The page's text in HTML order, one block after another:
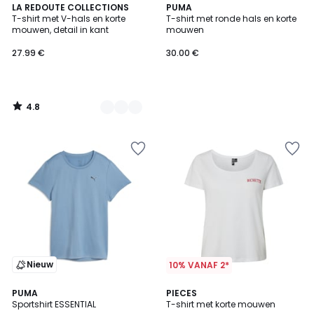
LA REDOUTE COLLECTIONS
T-shirt met V-hals en korte
mouwen, detail in kant
27.99 €
4.8
/ 5
2
Kleuren
4.8
/
PUMA
T-shirt met ronde hals en korte
mouwen
30.00 €
Nieuw
PUMA
Sportshirt ESSENTIAL
2
Kleuren
10% VANAF 2*
PIECES
T-shirt met korte mouwen